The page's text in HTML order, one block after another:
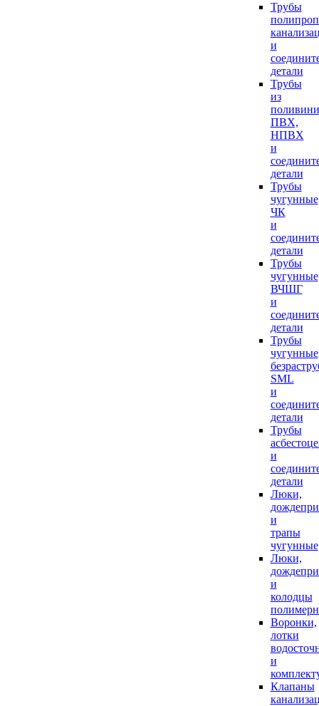
Трубы
и
детали
Трубы
из
ПВХ,
НПВХ
и
детали
Трубы
чугунные
ЧК
и
детали
Трубы
чугунные
ВЧШГ
и
детали
Трубы
чугунные
SML
и
детали
Трубы
и
детали
Люки,
и
трапы
чугунные
Люки,
и
колодцы
Воронки,
лотки
и
Клапаны